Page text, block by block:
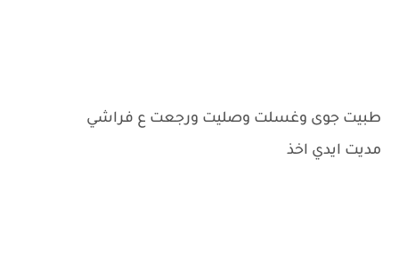
طبيت جوى وغسلت وصليت ورجعت ع فراشي
مديت ايدي اخذ